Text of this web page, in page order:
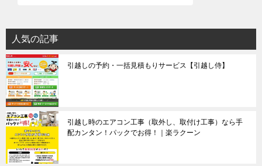
シ
ョ
ン
人気の記事
引越しの予約・一括見積もりサービス【引越し侍】
引越し時のエアコン工事（取外し、取付け工事）なら手
配カンタン！パックでお得！｜楽ラクーン